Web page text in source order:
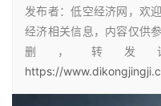
发布者：低空经济网，欢
经济相关信息，内容仅供
删，转发
https://